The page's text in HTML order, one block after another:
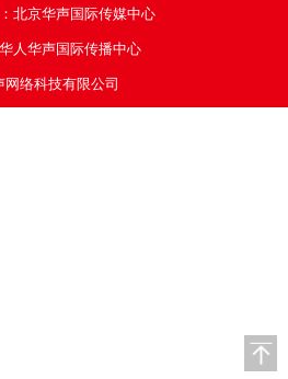
北京华声国际传媒中心
人华声国际传播中心
网络科技有限公司